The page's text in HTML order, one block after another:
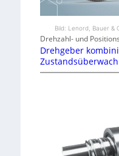
Bild: Lenord, Bauer &
Drehzahl- und
Drehgeber